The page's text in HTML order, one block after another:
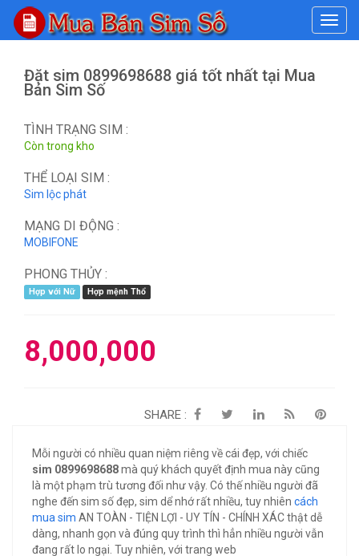
#
Đặt sim 0899698688 giá tốt nhất tại Mua
Bán Sim Số
TÌNH TRẠNG SIM :
Còn trong kho
THỂ LOẠI SIM :
Sim lộc phát
MẠNG DI ĐỘNG :
MOBIFONE
PHONG THỦY :
Hợp với Nữ Hợp mệnh Thổ
8,000,000
SHARE :
Mỗi người có nhiều quan niệm riêng về cái đẹp, với chiếc
sim 0899698688mà quý khách quyết định mua này cũng
là một phạm trù tương đối như vậy. Có thế nhiều người đã
nghe đến sim số đẹp, sim dể nhớ rất nhiều, tuy nhiên cách
mua sim AN TOÀN - TIỆN LỢI - UY TÍN - CHÍNH XÁC thật dễ
dàng, nhanh gọn và đúng quy trình thì hẳn nhiều người vẫn
đang rất lo ngại. Tuy nhiên, với trang web